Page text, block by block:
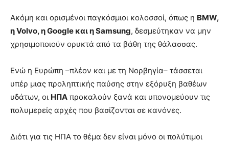
Ακόμη και ορισμένοι παγκόσμιοι κολοσσοί, όπως η BMW,
η Volvo, η Google και η Samsung, δεσμεύτηκαν να μην
χρησιμοποιούν ορυκτά από τα βάθη της θάλασσας.
Ενώ η Ευρώπη –πλέον και με τη Νορβηγία– τάσσεται
υπέρ μιας προληπτικής παύσης στην εξόρυξη βαθέων
υδάτων, οι ΗΠΑ προκαλούν ξανά και υπονομεύουν τις
πολυμερείς αρχές που βασίζονται σε κανόνες.
Διότι για τις ΗΠΑ το θέμα δεν είναι μόνο οι πολύτιμοι